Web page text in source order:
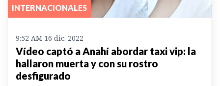
INTERNACIONALES
9:52 AM 16 dic. 2022
Vídeo captó a Anahí abordar taxi vip: la
hallaron muerta y con su rostro
desfigurado